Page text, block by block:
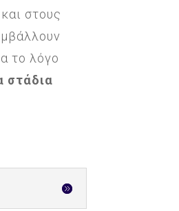
στους
το λόγο
στάδια